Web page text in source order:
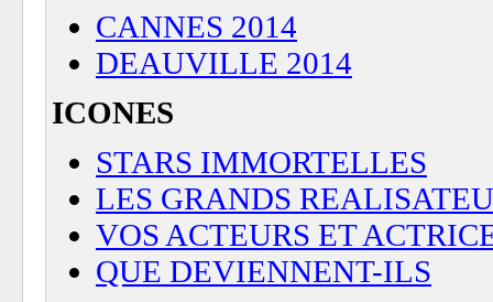
CANNES 2014
DEAUVILLE 2014
ICONES
STARS IMMORTELLES
LES GRANDS
VOS ACTEURS ET
QUE DEVIENNENT-ILS